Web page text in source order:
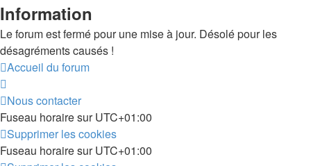
Information
Le forum est fermé pour une mise à jour. Désolé pour les
désagréments causés !
Accueil du forum
Nous contacter
Fuseau horaire surUTC+01:00
Supprimer les cookies
Fuseau horaire surUTC+01:00